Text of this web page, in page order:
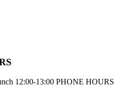
12:00-13:00 PHONE HOURS